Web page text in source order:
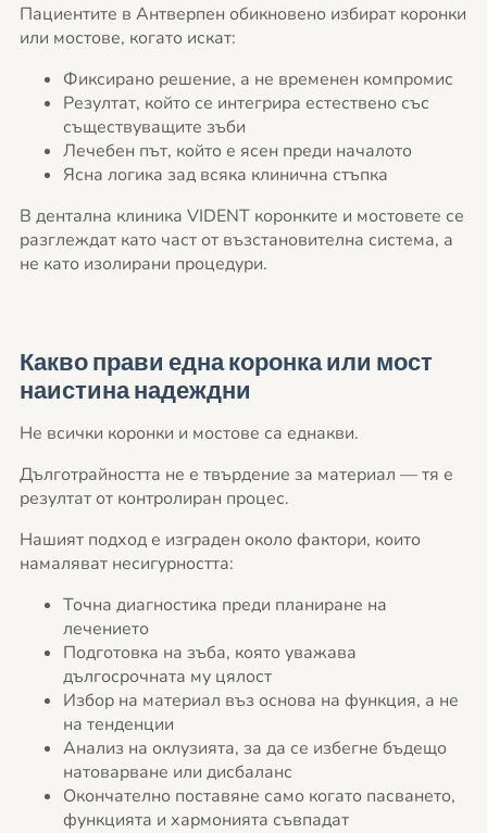
Пациентите в Антверпен обикновено избират коронки
или мостове, когато искат:
Фиксирано решение, а не временен компромис
Резултат, който се интегрира естествено със
съществуващите зъби
Лечебен път, който е ясен преди началото
Ясна логика зад всяка клинична стъпка
В дентална клиника VIDENT коронките и мостовете се
разглеждат като част от възстановителна система, а
не като изолирани процедури.
Какво прави една коронка или мост
наистина надеждни
Не всички коронки и мостове са еднакви.
Дълготрайността не е твърдение за материал — тя е
резултат от контролиран процес.
Нашият подход е изграден около фактори, които
намаляват несигурността:
Точна диагностика преди планиране на
лечението
Подготовка на зъба, която уважава
дългосрочната му цялост
Избор на материал въз основа на функция, а не
на тенденции
Анализ на оклузията, за да се избегне бъдещо
натоварване или дисбаланс
Окончателно поставяне само когато пасването,
функцията и хармонията съвпадат